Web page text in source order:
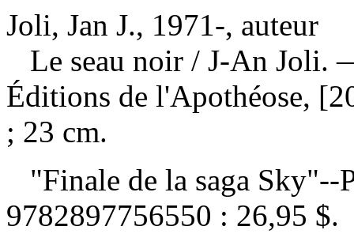
Joli, Jan J., 1971-, auteur
Le seau noir / J-An Joli.
Éditions de l'Apothéose,
; 23 cm.
"Finale de la saga
9782897756550 : 26,95 $.